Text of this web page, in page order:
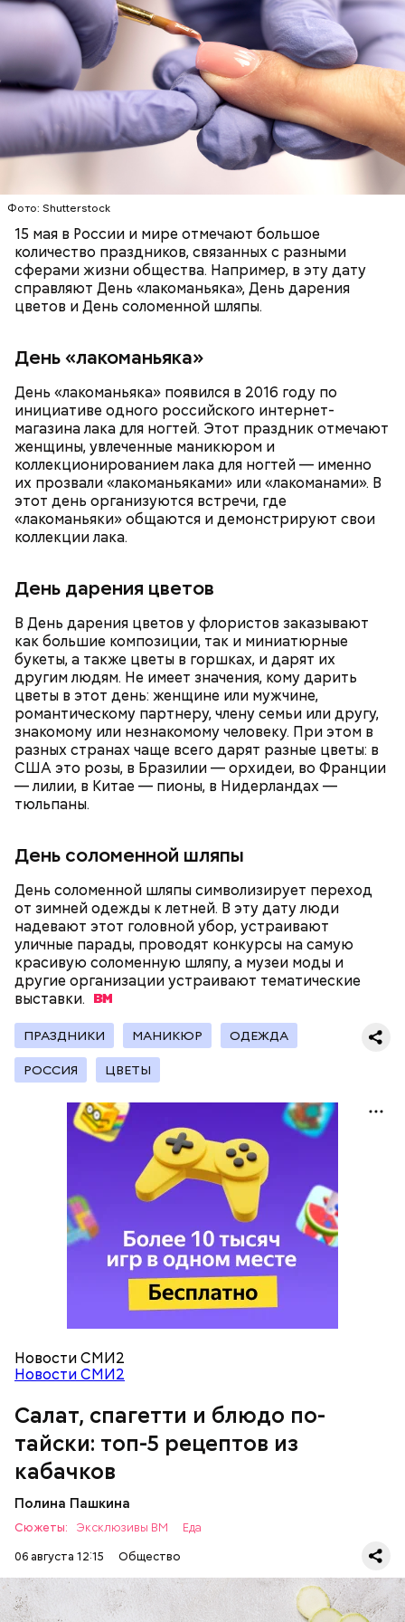
Фото: Shutterstock
15 мая в России и мире отмечают большое
количество праздников, связанных с разными
сферами жизни общества. Например, в эту дату
справляют День «лакоманьяка», День дарения
цветов и День соломенной шляпы.
День «лакоманьяка»
День «лакоманьяка» появился в 2016 году по
инициативе одного российского интернет-
магазина лака для ногтей. Этот праздник отмечают
женщины, увлеченные маникюром и
коллекционированием лака для ногтей — именно
их прозвали «лакоманьяками» или «лакоманами». В
этот день организуются встречи, где
«лакоманьяки» общаются и демонстрируют свои
коллекции лака.
День дарения цветов
В День дарения цветов у флористов заказывают
как большие композиции, так и миниатюрные
букеты, а также цветы в горшках, и дарят их
другим людям. Не имеет значения, кому дарить
цветы в этот день: женщине или мужчине,
романтическому партнеру, члену семьи или другу,
знакомому или незнакомому человеку. При этом в
разных странах чаще всего дарят разные цветы: в
США это розы, в Бразилии — орхидеи, во Франции
— лилии, в Китае — пионы, в Нидерландах —
тюльпаны.
День соломенной шляпы
День соломенной шляпы символизирует переход
от зимней одежды к летней. В эту дату люди
надевают этот головной убор, устраивают
уличные парады, проводят конкурсы на самую
красивую соломенную шляпу, а музеи моды и
другие организации устраивают тематические
выставки.
ПРАЗДНИКИ МАНИКЮР ОДЕЖДА
РОССИЯ ЦВЕТЫ
Новости СМИ2
Новости СМИ2
Салат, спагетти и блюдо по-
тайски: топ-5 рецептов из
кабачков
Полина Пашкина
Сюжеты: Эксклюзивы ВМ
Еда
06 августа 12:15
Общество
Ингредиенты:
кабачок;
петрушка;
оливковое масло;
— Кабачки, порезанные кубиками, нужно легко
обжарить на сковороде. К ним добавляются зелень
петрушки, чеснок, соль и оливковое масло.
Получается очень вкусно, — поделился рецептом
Копылов.
Спагетти из кабачков
Ингредиенты:
Однако диетолог предупредила: не для всех дыня
может быть полезна. В первую очередь ее стоит
есть с осторожностью людям:
с сахарным диабетом;
лишним весом.
— В дыне содержится много сахара, который
представлен фруктозой. С одной стороны — это
хорошо, потому что дает энергию. Но важно
помнить, что сладкими дынями не нужно сильно
увлекаться, так же как и арбузами, людям с
подчеркнула доктор.
Терапевт Кондрахин назвал
продукты и напитки, которые
Ранние плоды, по словам врача, лучше не есть:
беременным, кормящим женщинам;
людям с ослабленной иммунной системой;
пожилым;
детям.
Чистит сосуды и защищает от
рака: чем полезен кресс-салат